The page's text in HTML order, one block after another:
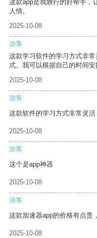
这款app是我旅行的好帮手，
人情。
2025-10-08
游客
这款学习软件的学习方式非
式。我可以根据自己的时间安
2025-10-08
游客
这款软件的学习方式非常灵活
2025-10-08
游客
这个是app神器
2025-10-08
游客
这款加速器app的价格有点贵
2025-10-08